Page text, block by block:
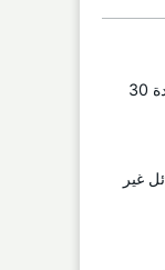
إذا لم يعجبك المنتج، يمكنك إرجاعه إلينا دون طرح أي سؤال لمدة 30
غير